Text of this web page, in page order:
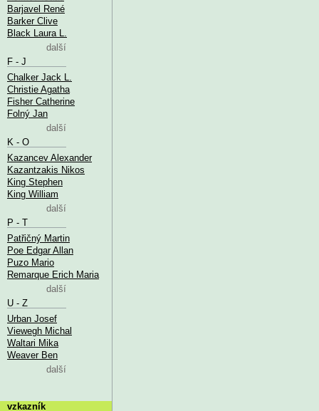
Barjavel René
Barker Clive
Black Laura L.
další
F - J
Chalker Jack L.
Christie Agatha
Fisher Catherine
Folný Jan
další
K - O
Kazancev Alexander
Kazantzakis Nikos
King Stephen
King William
další
P - T
Patřičný Martin
Poe Edgar Allan
Puzo Mario
Remarque Erich Maria
další
U - Z
Urban Josef
Viewegh Michal
Waltari Mika
Weaver Ben
další
vzkazník